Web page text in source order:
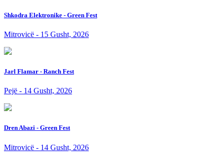
Shkodra Elektronike - Green Fest
Mitrovicë - 15 Gusht, 2026
Jarl Flamar - Ranch Fest
Pejë - 14 Gusht, 2026
Dren Abazi - Green Fest
Mitrovicë - 14 Gusht, 2026